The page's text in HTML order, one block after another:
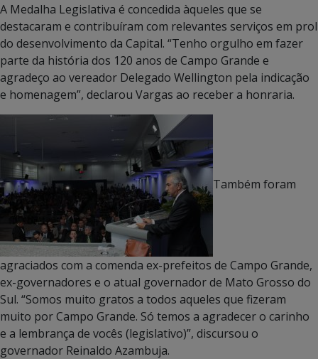
A Medalha Legislativa é concedida àqueles que se
destacaram e contribuíram com relevantes serviços em prol
do desenvolvimento da Capital. “Tenho orgulho em fazer
parte da história dos 120 anos de Campo Grande e
agradeço ao vereador Delegado Wellington pela indicação
e homenagem”, declarou Vargas ao receber a honraria.
Também foram
agraciados com a comenda ex-prefeitos de Campo Grande,
ex-governadores e o atual governador de Mato Grosso do
Sul. “Somos muito gratos a todos aqueles que fizeram
muito por Campo Grande. Só temos a agradecer o carinho
e a lembrança de vocês (legislativo)”, discursou o
governador Reinaldo Azambuja.